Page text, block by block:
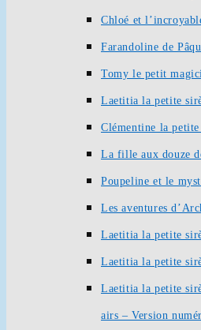
Chloé et
Farandoline de
Tomy le petit
Laetitia la petite
Clémentine la petite
La fille aux douze
Poupeline et le
Les aventures
Laetitia la petite
Laetitia la petite
Laetitia la petite
airs – Version